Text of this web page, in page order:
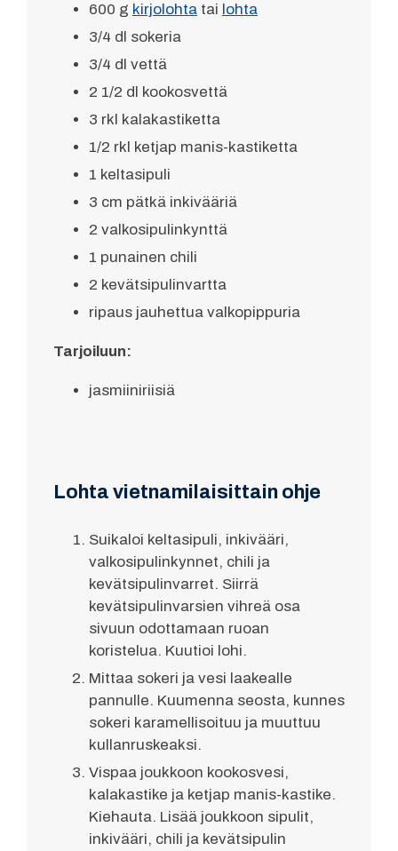
600 g kirjolohta tai lohta
3/4 dl sokeria
3/4 dl vettä
2 1/2 dl kookosvettä
3 rkl kalakastiketta
1/2 rkl ketjap manis-kastiketta
1 keltasipuli
3 cm pätkä inkivääriä
2 valkosipulinkynttä
1 punainen chili
2 kevätsipulinvartta
ripaus jauhettua valkopippuria
Tarjoiluun:
jasmiiniriisiä
Lohta vietnamilaisittain ohje
Suikaloi keltasipuli, inkivääri,
valkosipulinkynnet, chili ja
kevätsipulinvarret. Siirrä
kevätsipulinvarsien vihreä osa
sivuun odottamaan ruoan
koristelua. Kuutioi lohi.
Mittaa sokeri ja vesi laakealle
pannulle. Kuumenna seosta, kunnes
sokeri karamellisoituu ja muuttuu
kullanruskeaksi.
Vispaa joukkoon kookosvesi,
kalakastike ja ketjap manis-kastike.
Kiehauta. Lisää joukkoon sipulit,
inkivääri, chili ja kevätsipulin